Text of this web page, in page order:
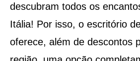
descubram todos os
Itália! Por isso, o escritório
oferece, além de descontos